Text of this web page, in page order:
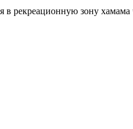
в рекреационную зону хамама